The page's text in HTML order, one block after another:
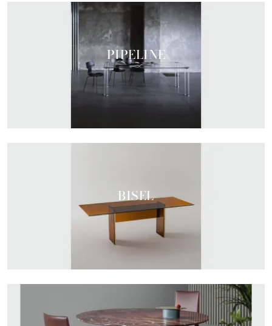
PIPELINE
BISEL